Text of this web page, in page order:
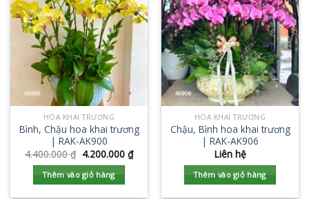
HOA KHAI TRƯƠNG
Bình, Chậu hoa khai trương
| RAK-AK900
4.400.000₫ 4.200.000 ₫
Thêm vào giỏ hàng
HOA KHAI TRƯƠNG
Chậu, Bình hoa khai trương
| RAK-AK906
Liên hệ
Thêm vào giỏ hàng